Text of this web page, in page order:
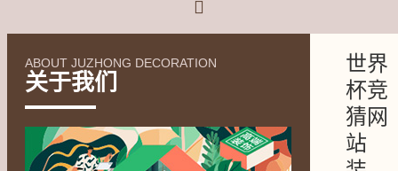
ABOUT JUZHONG DECORATION
关于我们
世界
杯竞
猜网
站